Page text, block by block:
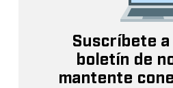
Suscríbete
boletín de
mantente